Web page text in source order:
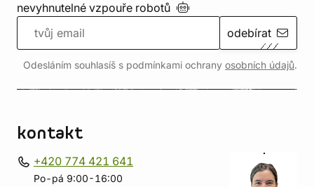
nevyhnutelné vzpouře robotů
odebírat
Odesláním souhlasíš s podmínkami ochrany osobních údajů.
kontakt
+420 774 421 641
Po-pá 9:00-16:00